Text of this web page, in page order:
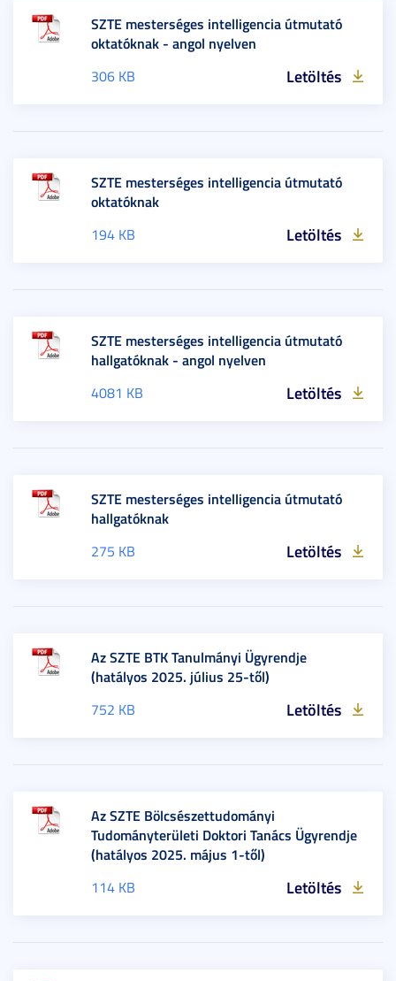
SZTE mesterséges intelligencia útmutató
oktatóknak - angol nyelven
306 KB Letöltés
SZTE mesterséges intelligencia útmutató
oktatóknak
194 KB Letöltés
SZTE mesterséges intelligencia útmutató
hallgatóknak - angol nyelven
4081 KB Letöltés
SZTE mesterséges intelligencia útmutató
hallgatóknak
275 KB Letöltés
Az SZTE BTK Tanulmányi Ügyrendje
(hatályos 2025. július 25-től)
752 KB Letöltés
Az SZTE Bölcsészettudományi
Tudományterületi Doktori Tanács Ügyrendje
(hatályos 2025. május 1-től)
114 KB Letöltés